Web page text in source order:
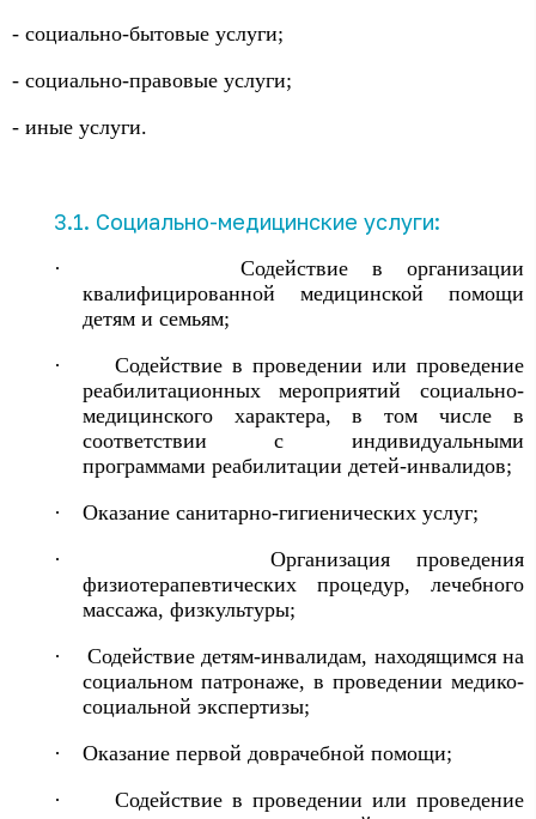
- социально-бытовые услуги;
- социально-правовые услуги;
- иные услуги.
3.1. Социально-медицинские услуги:
·
Содействие в организации
квалифицированной медицинской помощи
детям и семьям;
·
Содействие в проведении или проведение
реабилитационных мероприятий социально-
медицинского характера, в том числе в
соответствии с индивидуальными
программами реабилитации детей-инвалидов;
·
Оказание санитарно-гигиенических услуг;
·
Организация проведения
физиотерапевтических процедур, лечебного
массажа, физкультуры;
·
Содействие детям-инвалидам, находящимся на
социальном патронаже, в проведении медико-
социальной экспертизы;
·
Оказание первой доврачебной помощи;
·
Содействие в проведении или проведение